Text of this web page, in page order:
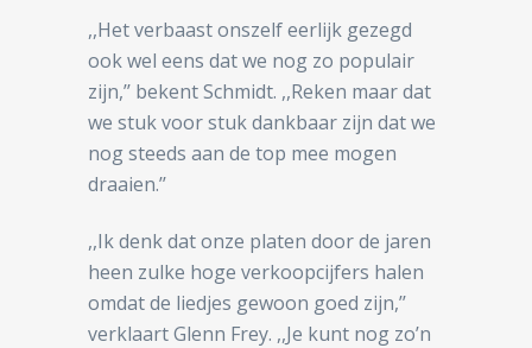
,,Het verbaast onszelf eerlijk gezegd
ook wel eens dat we nog zo populair
zijn,’’ bekent Schmidt. ,,Reken maar dat
we stuk voor stuk dankbaar zijn dat we
nog steeds aan de top mee mogen
draaien.’’
,,Ik denk dat onze platen door de jaren
heen zulke hoge verkoopcijfers halen
omdat de liedjes gewoon goed zijn,’’
verklaart Glenn Frey. ,,Je kunt nog zo’n